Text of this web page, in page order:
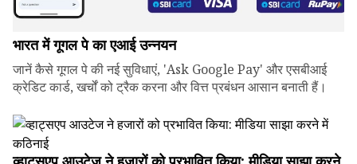
भारत में गूगल पे का एआई उन्नयन
जानें कैसे गूगल पे की नई सुविधाएं, 'Ask Google Pay' और एसबीआई
क्रेडिट कार्ड, खर्चों को ट्रैक करना और वित्त प्रबंधन आसान बनाती हैं।